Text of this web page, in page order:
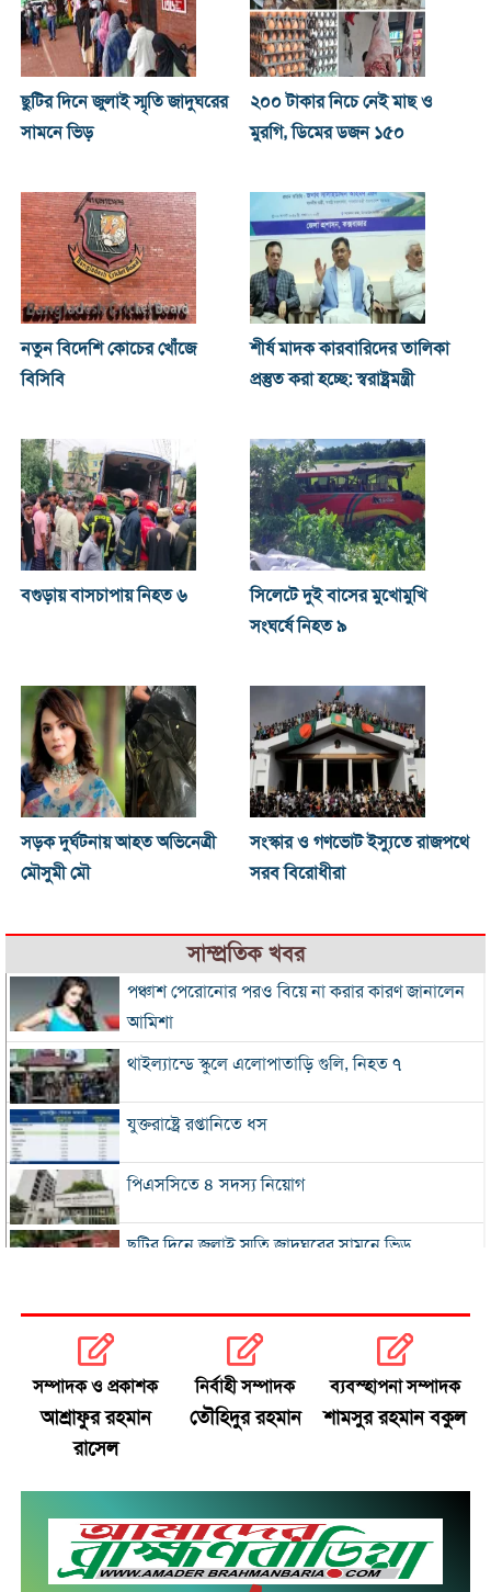
ছুটির দিনে জুলাই স্মৃতি জাদুঘরের
সামনে ভিড়
২০০ টাকার নিচে নেই মাছ ও
মুরগি, ডিমের ডজন ১৫০
নতুন বিদেশি কোচের খোঁজে
বিসিবি
শীর্ষ মাদক কারবারিদের তালিকা
প্রস্তুত করা হচ্ছে: স্বরাষ্ট্রমন্ত্রী
বগুড়ায় বাসচাপায় নিহত ৬
সিলেটে দুই বাসের মুখোমুখি
সংঘর্ষে নিহত ৯
সড়ক দুর্ঘটনায় আহত অভিনেত্রী
মৌসুমী মৌ
সংস্কার ও গণভোট ইস্যুতে রাজপথে
সরব বিরোধীরা
সাম্প্রতিক খবর
পঞ্চাশ পেরোনোর পরও বিয়ে না করার কারণ জানালেন
আমিশা
থাইল্যান্ডে স্কুলে এলোপাতাড়ি গুলি, নিহত ৭
যুক্তরাষ্ট্রে রপ্তানিতে ধস
পিএসসিতে ৪ সদস্য নিয়োগ
ছুটির দিনে জুলাই স্মৃতি জাদুঘরের সামনে ভিড়
নতুন বিদেশি কোচের খোঁজে বিসিবি
শীর্ষ মাদক কারবারিদের তালিকা প্রস্তুত করা হচ্ছে:
সিলেটে দুই বাসের মুখোমুখি সংঘর্ষে নিহত ৯
সম্পাদক ও প্রকাশক
আশ্রাফুর রহমান
রাসেল
নির্বাহী সম্পাদক
তৌহিদুর রহমান
ব্যবস্হাপনা সম্পাদক
শামসুর রহমান বকুল